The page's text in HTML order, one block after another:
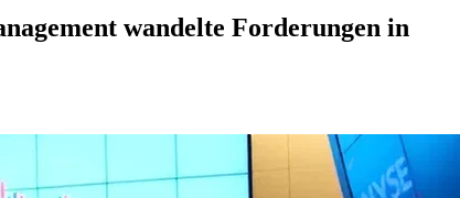
wandelte Forderungen in